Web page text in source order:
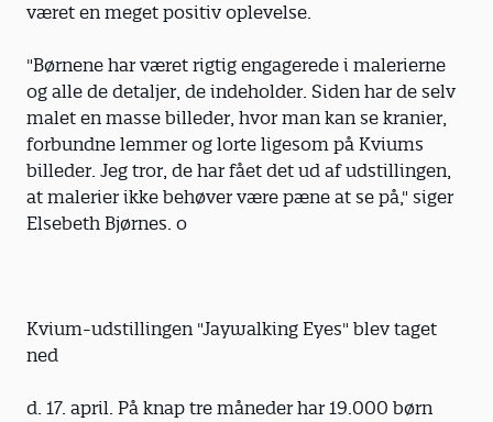
været en meget positiv oplevelse.
"Børnene har været rigtig engagerede i malerierne
og alle de detaljer, de indeholder. Siden har de selv
malet en masse billeder, hvor man kan se kranier,
forbundne lemmer og lorte ligesom på Kviums
billeder. Jeg tror, de har fået det ud af udstillingen,
at malerier ikke behøver være pæne at se på," siger
Elsebeth Bjørnes. o
Kvium-udstillingen "Jaywalking Eyes" blev taget
ned
d. 17. april. På knap tre måneder har 19.000 børn